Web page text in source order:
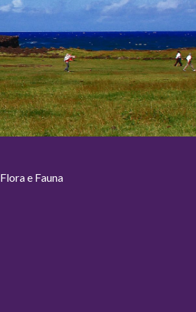
Flora e Fauna